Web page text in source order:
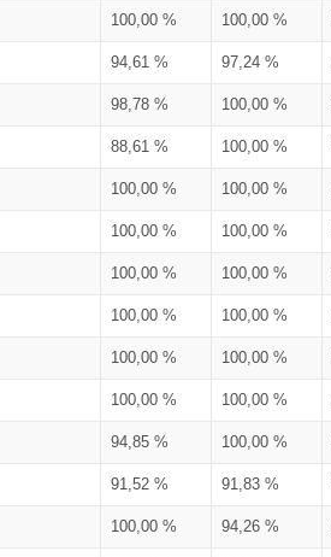
100,00 % 100,00 %
94,61 % 97,24 %
98,78 % 100,00 %
88,61 % 100,00 %
100,00 % 100,00 %
100,00 % 100,00 %
100,00 % 100,00 %
100,00 % 100,00 %
100,00 % 100,00 %
100,00 % 100,00 %
94,85 % 100,00 %
91,52 % 91,83 %
100,00 % 94,26 %